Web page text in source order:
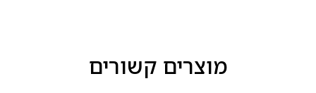
מוצרים קשורים